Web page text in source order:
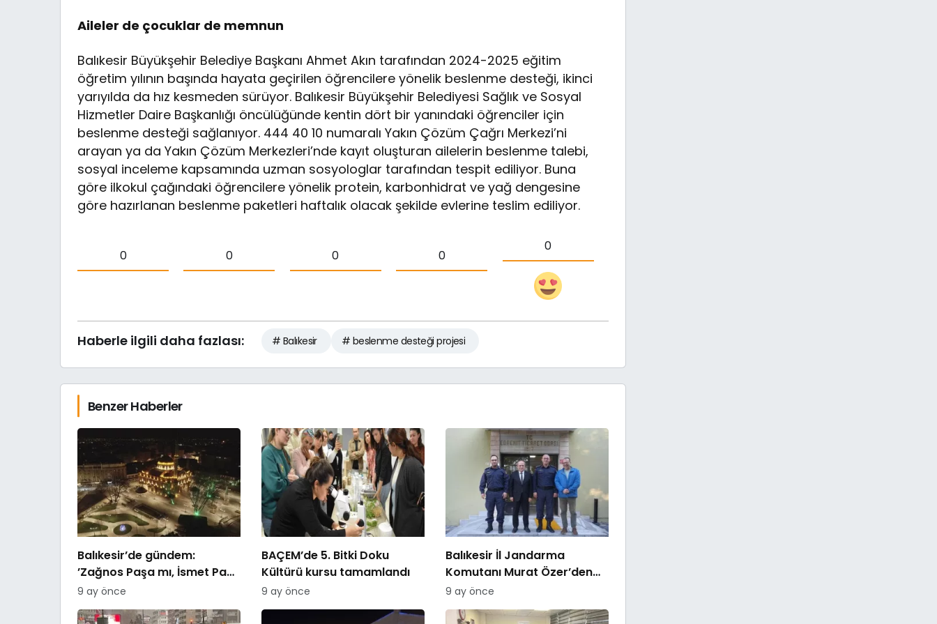
Aileler de çocuklar de memnun
Balıkesir Büyükşehir Belediye Başkanı Ahmet Akın tarafından 2024-2025 eğitim
öğretim yılının başında hayata geçirilen öğrencilere yönelik beslenme desteği, ikinci
yarıyılda da hız kesmeden sürüyor. Balıkesir Büyükşehir Belediyesi Sağlık ve Sosyal
Hizmetler Daire Başkanlığı öncülüğünde kentin dört bir yanındaki öğrenciler için
beslenme desteği sağlanıyor. 444 40 10 numaralı Yakın Çözüm Çağrı Merkezi’ni
arayan ya da Yakın Çözüm Merkezleri’nde kayıt oluşturan ailelerin beslenme talebi,
sosyal inceleme kapsamında uzman sosyologlar tarafından tespit ediliyor. Buna
göre ilkokul çağındaki öğrencilere yönelik protein, karbonhidrat ve yağ dengesine
göre hazırlanan beslenme paketleri haftalık olacak şekilde evlerine teslim ediliyor.
0 0 0 0
0
Haberle ilgili daha fazlası: # Balıkesir # beslenme desteği projesi
Benzer Haberler
Balıkesir’de gündem:
’Zağnos Paşa mı, İsmet Paşa
mı
9 ay önce
BAÇEM’de 5. Bitki Doku
Kültürü kursu tamamlandı
9 ay önce
Balıkesir İl Jandarma
Komutanı Murat Özer’den
Edremit Ticaret Odasına
ziyaret
9 ay önce